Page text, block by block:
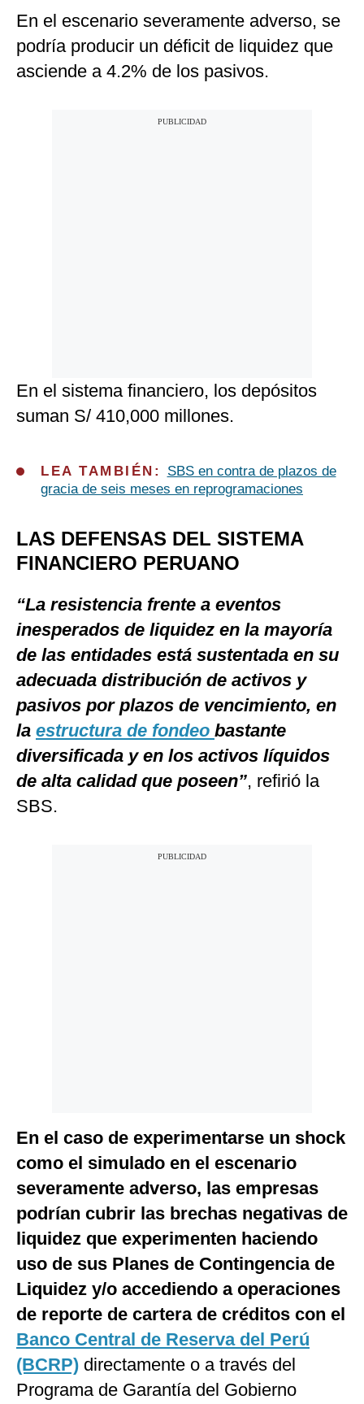
En el escenario severamente adverso, se
podría producir un déficit de liquidez que
asciende a 4.2% de los pasivos.
En el sistema financiero, los depósitos
suman S/ 410,000 millones.
LEA TAMBIÉN: SBS en contra de plazos de
gracia de seis meses en reprogramaciones
LAS DEFENSAS DEL SISTEMA
FINANCIERO PERUANO
“La resistencia frente a eventos
inesperados de liquidez en la mayoría
de las entidades está sustentada en su
adecuada distribución de activos y
pasivos por plazos de vencimiento, en
la estructura de fondeo bastante
diversificada y en los activos líquidos
de alta calidad que poseen”, refirió la
SBS.
En el caso de experimentarse un shock
como el simulado en el escenario
severamente adverso, las empresas
podrían cubrir las brechas negativas de
liquidez que experimenten haciendo
uso de sus Planes de Contingencia de
Liquidez y/o accediendo a operaciones
de reporte de cartera de créditos con el
Banco Central de Reserva del Perú
(BCRP) directamente o a través del
Programa de Garantía del Gobierno